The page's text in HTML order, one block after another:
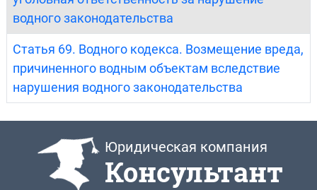
водного законодательства
Статья 69. Водного кодекса. Возмещение вреда,
причиненного водным объектам вследствие
нарушения водного законодательства
Юридическая компания
Консультант